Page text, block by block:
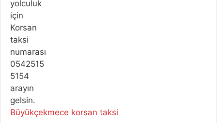
Büyükçekmece korsan taksi